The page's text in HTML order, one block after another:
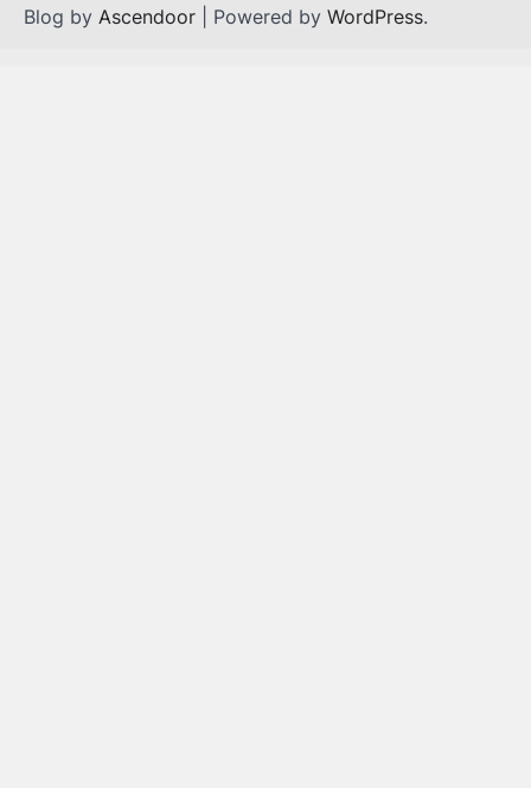
Blog by Ascendoor | Powered by WordPress.